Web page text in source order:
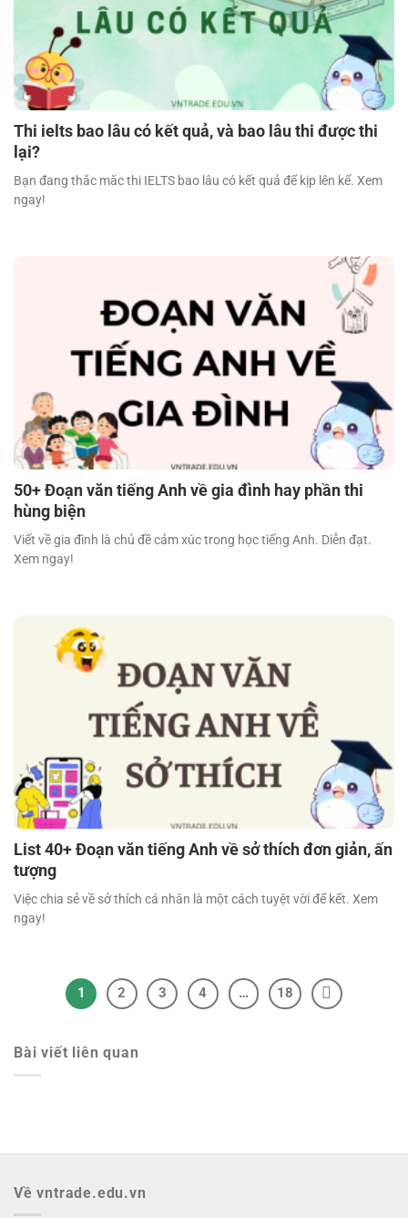
Thi ielts bao lâu có kết quả, và bao lâu thi được thi
lại?
Bạn đang thắc mắc thi IELTS bao lâu có kết quả để kịp lên kế. Xem
ngay!
50+ Đoạn văn tiếng Anh về gia đình hay phần thi
hùng biện
Viết về gia đình là chủ đề cảm xúc trong học tiếng Anh. Diễn đạt.
Xem ngay!
List 40+ Đoạn văn tiếng Anh về sở thích đơn giản, ấn
tượng
Việc chia sẻ về sở thích cá nhân là một cách tuyệt vời để kết. Xem
ngay!
1 2 3 4 … 18
Bài viết liên quan
Về vntrade.edu.vn